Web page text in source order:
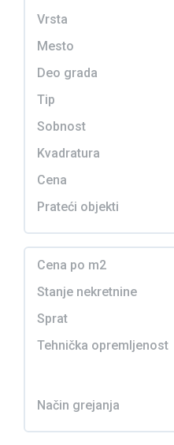
Vrsta
Mesto
Deo grada
Tip
Sobnost
Kvadratura
Cena
Prateći objekti
Cena po m2
Stanje nekretnine
Sprat
Tehnička opremljenost
Način grejanja